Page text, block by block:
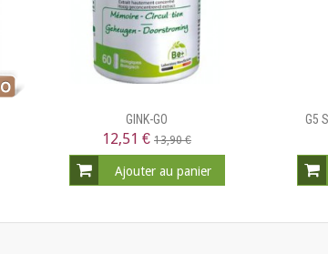
GINK-GO
12,51 € 13,90 €
Ajouter au panier
G5